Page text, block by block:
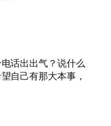
话出出气？说什么
自己有那大本事，